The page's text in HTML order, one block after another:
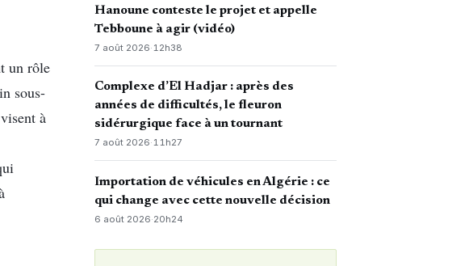
un rôle
sous-
à
Hanoune conteste le projet et appelle
Tebboune à agir (vidéo)
7 août 2026·12h38
Complexe d’El Hadjar : après des
années de difficultés, le fleuron
sidérurgique face à un tournant
7 août 2026·11h27
Importation de véhicules en Algérie : ce
qui change avec cette nouvelle décision
6 août 2026·20h24